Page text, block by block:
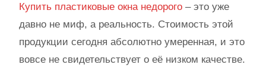
Купить пластиковые окна недорого – это уже
давно не миф, а реальность. Стоимость этой
продукции сегодня абсолютно умеренная, и это
вовсе не свидетельствует о её низком качестве.